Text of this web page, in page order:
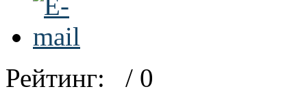
Рейтинг:
/ 0